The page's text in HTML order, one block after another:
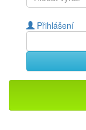
Přihlášení